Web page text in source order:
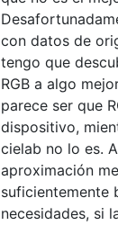
con datos de
tengo que
RGB a algo
parece ser que
dispositivo,
cielab no lo es.
aproximación
suficientemente
necesidades, si